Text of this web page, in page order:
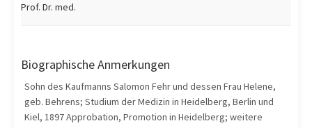
Prof. Dr. med.
Biographische Anmerkungen
Sohn des Kaufmanns Salomon Fehr und dessen Frau Helene,
geb. Behrens; Studium der Medizin in Heidelberg, Berlin und
Kiel, 1897 Approbation, Promotion in Heidelberg; weitere